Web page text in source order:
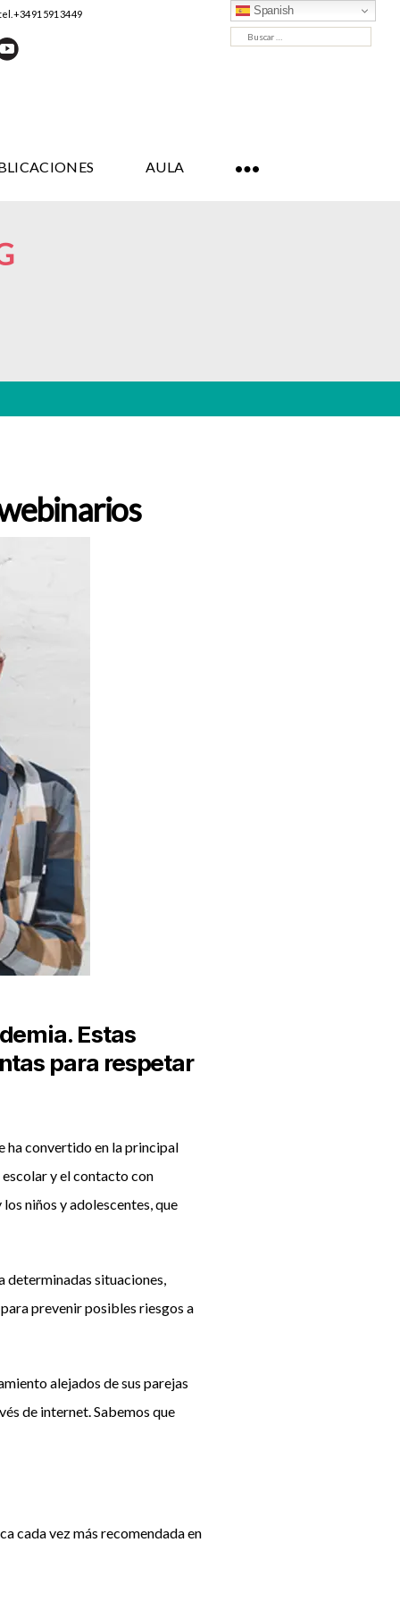
+34 91 591 34 49
AULA
Buscar:
Estas
para respetar
ha convertido en la principal
y el contacto con
niños y adolescentes, que
determinadas situaciones,
prevenir posibles riesgos a
alejados de sus parejas
de internet. Sabemos que
cada vez más recomendada en
Spanish